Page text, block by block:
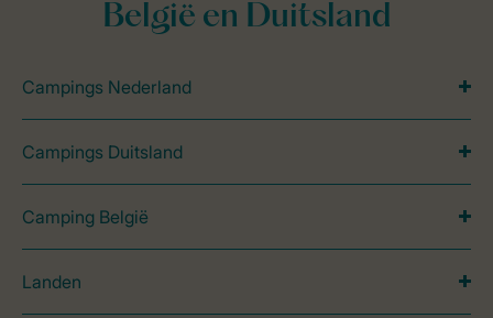
België en Duitsland
Campings Nederland
Campings Duitsland
Camping België
Landen